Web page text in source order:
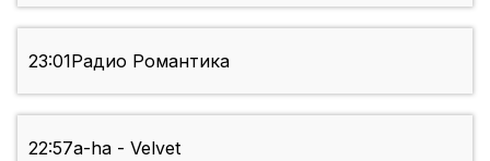
23:01Радио Романтика
22:57a-ha - Velvet